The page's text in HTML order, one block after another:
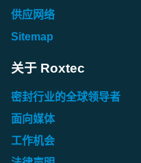
供应网络
Sitemap
关于 Roxtec
密封行业的全球领导者
面向媒体
工作机会